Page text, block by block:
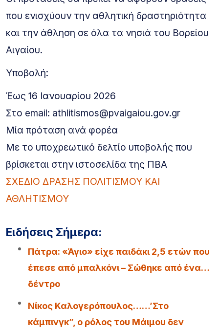
που ενισχύουν την αθλητική δραστηριότητα
και την άθληση σε όλα τα νησιά του Βορείου
Αιγαίου.
Υποβολή:
Έως 16 Ιανουαρίου 2026
Στο email: athlitismos@pvaigaiou.gov.gr
Μία πρόταση ανά φορέα
Με το υποχρεωτικό δελτίο υποβολής που
βρίσκεται στην ιστοσελίδα της ΠΒΑ
ΣΧΕΔΙΟ ΔΡΑΣΗΣ ΠΟΛΙΤΙΣΜΟΥ ΚΑΙ
ΑΘΛΗΤΙΣΜΟΥ
Ειδήσεις Σήμερα:
Πάτρα: «Άγιο» είχε παιδάκι 2,5 ετών που
έπεσε από μπαλκόνι – Σώθηκε από ένα…
δέντρο
Νίκος Καλογερόπουλος……’Στο
κάμπινγκ”, ο ρόλος του Μάιμου δεν